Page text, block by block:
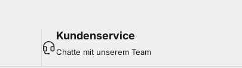
Kundenservice
Chatte mit unserem Team